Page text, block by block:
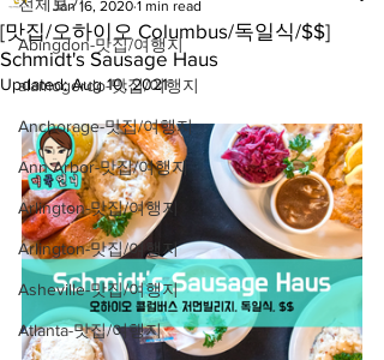
Abingdon-맛집/여행지
alamogordo-맛집/여행지
Anchorage-맛집/여행지
Ann Arbor-맛집/여행지
Arlington-맛집/여행지
Arlington-맛집/여행지
Asheville-맛집/여행지
Atlanta-맛집/여행지
[맛집/오하이오 Columbus/독일식/$$]
Schmidt's Sausage Haus
Jan 16, 2020 1 min read
Updated:Aug 10, 2021